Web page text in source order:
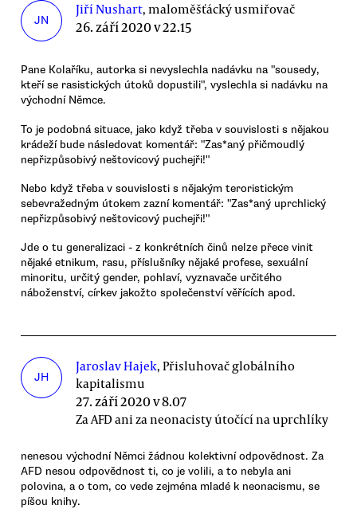
JN
Jiří Nushart, maloměšťácký usmiřovač
26. září 2020 v 22.15
Pane Kolaříku, autorka si nevyslechla nadávku na "sousedy,
kteří se rasistických útoků dopustili", vyslechla si nadávku na
východní Němce.
To je podobná situace, jako když třeba v souvislosti s nějakou
krádeží bude následovat komentář: "Zas*aný přičmoudlý
nepřizpůsobivý neštovicový puchejři!"
Nebo když třeba v souvislosti s nějakým teroristickým
sebevražedným útokem zazní komentář: "Zas*aný uprchlický
nepřizpůsobivý neštovicový puchejři!"
Jde o tu generalizaci - z konkrétních činů nelze přece vinit
nějaké etnikum, rasu, příslušníky nějaké profese, sexuální
minoritu, určitý gender, pohlaví, vyznavače určitého
náboženství, církev jakožto společenství věřících apod.
JH
Jaroslav Hajek, Přisluhovač globálního
kapitalismu
27. září 2020 v 8.07
Za AFD ani za neonacisty útočící na uprchlíky
nenesou východní Němci žádnou kolektivní odpovědnost. Za
AFD nesou odpovědnost ti, co je volili, a to nebyla ani
polovina, a o tom, co vede zejména mladé k neonacismu, se
píšou knihy.